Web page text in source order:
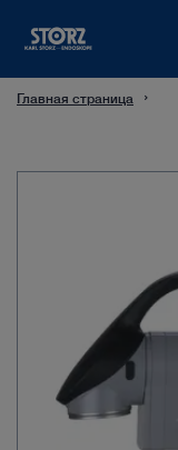
Главная страница